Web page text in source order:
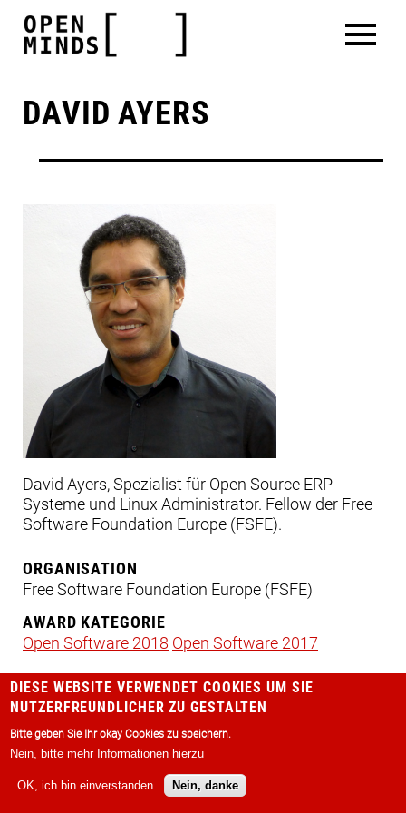
Skip
DAVID AYERS
David Ayers, Spezialist für Open Source ERP-
Systeme und Linux Administrator. Fellow der Free
Software Foundation Europe (FSFE).
ORGANISATION
Free Software Foundation Europe (FSFE)
AWARD KATEGORIE
Open Software 2018 Open Software 2017
FOOTER
MENU
Code of Conduct Datenschutz
DIESE WEBSITE VERWENDET COOKIES UM SIE
NUTZERFREUNDLICHER ZU GESTALTEN
Bitte geben Sie Ihr okay Cookies zu speichern.
Nein, bitte mehr Informationen hierzu
OK, ich bin einverstanden Nein, danke